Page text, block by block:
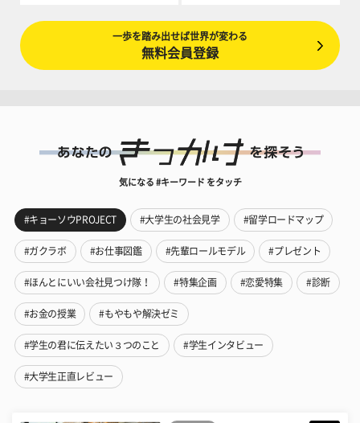
一歩を踏み出せば世界が変わる
無料会員登録
気になる #キーワード をタッチ
#キョーソウPROJECT #大学生の社会見学 #留学ロードマップ
#ガクラボ #お仕事図鑑 #先輩ロールモデル #プレゼント
#ほんとにいい会社見つけ隊！ #特集企画 #恋愛特集 #診断
#お金の授業 #もやもや解決ゼミ
#学生の君に伝えたい３つのこと #学生インタビュー
#大学生正直レビュー